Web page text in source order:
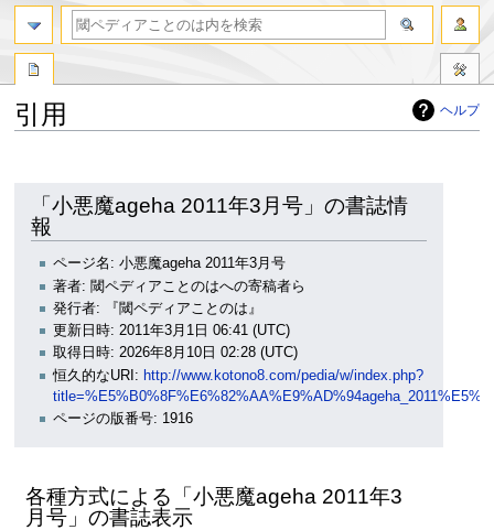
ヘルプ
引用
「小悪魔ageha 2011年3月号」の書誌情
報
ページ名: 小悪魔ageha 2011年3月号
著者: 閾ペディアことのはへの寄稿者ら
発行者: 『閾ペディアことのは』
更新日時: 2011年3月1日 06:41 (UTC)
取得日時: 2026年8月10日 02:28 (UTC)
恒久的なURI: http://www.kotono8.com/pedia/w/index.php?
ページの版番号: 1916
各種方式による「小悪魔ageha 2011年3
月号」の書誌表示